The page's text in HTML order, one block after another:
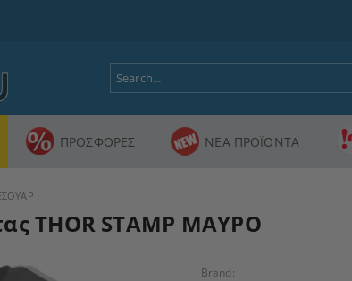
ΠΡΟΣΦΟΡΕΣ ΝΕΑ ΠΡΟΪΟΝΤΑ
THOR STAMP ΜΑΥΡΟ
Brand: